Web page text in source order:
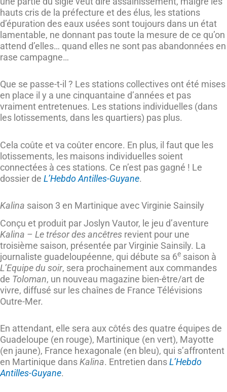
hauts cris de la préfecture et des élus, les stations
d’épuration des eaux usées sont toujours dans un état
lamentable, ne donnant pas toute la mesure de ce qu’on
attend d’elles… quand elles ne sont pas abandonnées en
rase campagne…
Que se passe-t-il ? Les stations collectives ont été mises
en place il y a une cinquantaine d’années et pas
vraiment entretenues. Les stations individuelles (dans
les lotissements, dans les quartiers) pas plus.
Cela coûte et va coûter encore. En plus, il faut que les
lotissements, les maisons individuelles soient
connectées à ces stations. Ce n’est pas gagné ! Le
dossier de L’Hebdo Antilles-Guyane.
Kalina saison 3 en Martinique avec Virginie Sainsily
Conçu et produit par Joslyn Vautor, le jeu d’aventure
Kalina – Le trésor des ancêtres revient pour une
troisième saison, présentée par Virginie Sainsily. La
journaliste guadeloupéenne, qui débute sa 6e saison à
L’Equipe du soir, sera prochainement aux commandes
de Toloman, un nouveau magazine bien-être/art de
vivre, diffusé sur les chaînes de France Télévisions
Outre-Mer.
En attendant, elle sera aux côtés des quatre équipes de
Guadeloupe (en rouge), Martinique (en vert), Mayotte
(en jaune), France hexagonale (en bleu), qui s’affrontent
en Martinique dansKalina. Entretien dansL’Hebdo
Antilles-Guyane.